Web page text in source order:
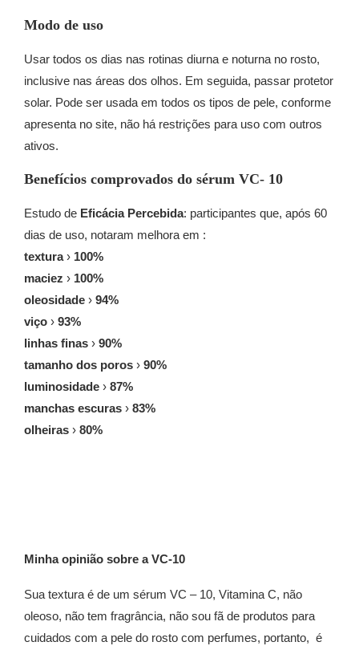
Modo de uso
Usar todos os dias nas rotinas diurna e noturna no rosto,
inclusive nas áreas dos olhos. Em seguida, passar protetor
solar. Pode ser usada em todos os tipos de pele, conforme
apresenta no site, não há restrições para uso com outros
ativos.
Benefícios comprovados do sérum VC- 10
Estudo de Eficácia Percebida: participantes que, após 60
dias de uso, notaram melhora em :
textura› 100%
maciez › 100%
oleosidade › 94%
viço › 93%
linhas finas › 90%
tamanho dos poros › 90%
luminosidade › 87%
manchas escuras › 83%
olheiras › 80%
Minha opinião sobre a VC-10
Sua textura é de um sérum VC – 10, Vitamina C, não
oleoso, não tem fragrância, não sou fã de produtos para
cuidados com a pele do rosto com perfumes, portanto, é